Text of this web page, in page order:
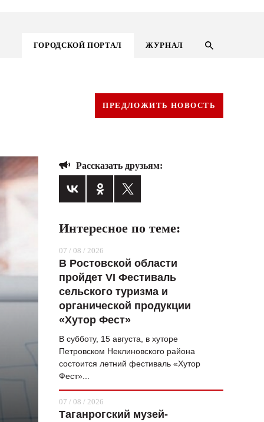
ГОРОДСКОЙ ПОРТАЛ ЖУРНАЛ
ГОРОДСКОЙ ПОРТАЛ
ВОПРОС НЕДЕЛИ
СТИЛЬ ЖИЗНИ
ХАЙП
ЧЕЛОВЕК ОСОБЕННЫЙ
КУЛЬТ ЕДЫ
ПРЕДЛОЖИТЬ НОВОСТЬ
Рассказать друзьям:
Интересное по теме:
07 / 08 / 2026
В Ростовской области
пройдет VI Фестиваль
сельского туризма и
органической продукции
«Хутор Фест»
В субботу, 15 августа, в хуторе
Петровском Неклиновского района
состоится летний фестиваль «Хутор
Фест»...
07 / 08 / 2026
Таганрогский музей-